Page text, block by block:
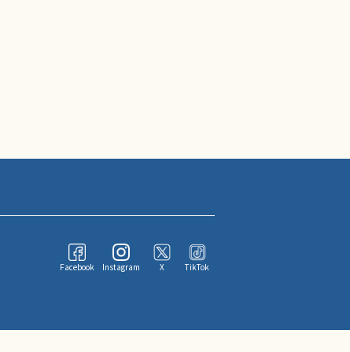
Facebook Instagram X TikTok